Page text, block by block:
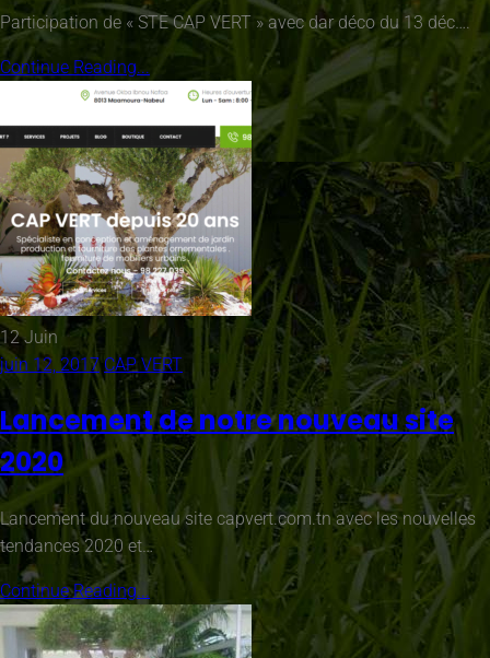
Participation de « STE CAP VERT » avec dar déco du 13 déc….
Continue Reading...
12 Juin
juin 12, 2017 CAP VERT
Lancement de notre nouveau site
2020
Lancement du nouveau site capvert.com.tn avec les nouvelles
tendances 2020 et…
Continue Reading...